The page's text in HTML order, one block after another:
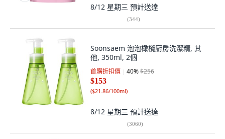
8/12 星期三 預計送達
(344)
Soonsaem 泡泡橄欖廚房洗潔精, 其
他, 350ml, 2個
首購折扣價 40%$256
$153
($21.86/100ml)
8/12 星期三 預計送達
(3060)